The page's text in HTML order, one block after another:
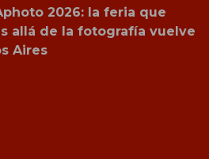
2026: la feria que
allá de la fotografía vuelve
Aires